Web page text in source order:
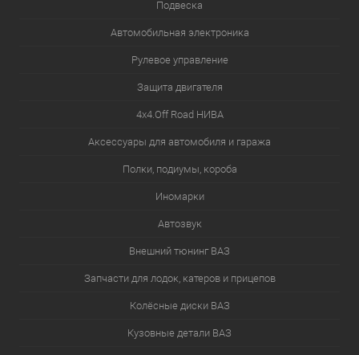
Подвеска
Автомобильная электроника
Рулевое управление
Защита двигателя
4х4.Off Road НИВА
Аксессуары для автомобиля и гаража
Полки, подиумы, короба
Иномарки
Автозвук
Внешний тюнинг ВАЗ
Запчасти для лодок, катеров и прицепов
Колёсные диски ВАЗ
Кузовные детали ВАЗ